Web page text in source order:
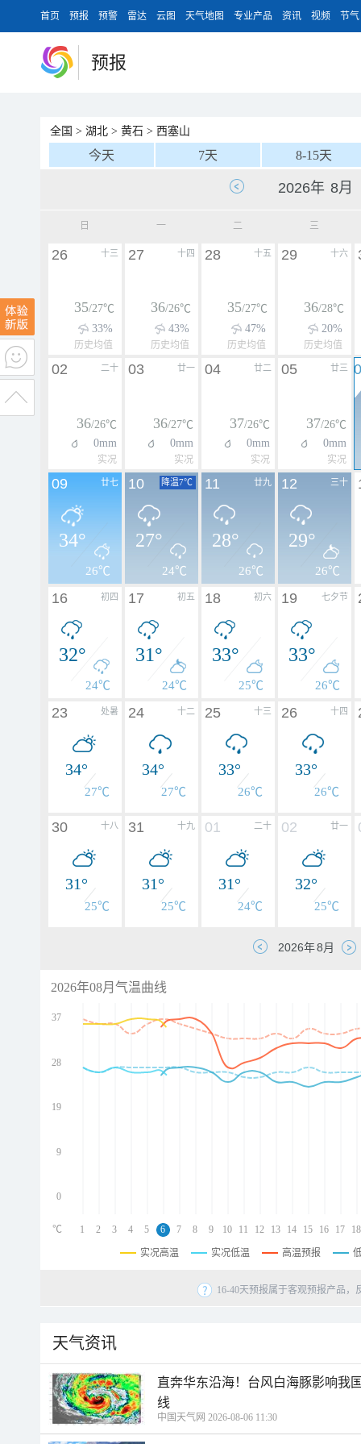
首页 预报 预警 雷达 云图 天气地图 专业产品 资讯 视频 节气
预报
全国 > 湖北 > 黄石 > 西塞山
今天 7天 8-15天
日 一 二 三
十三
26
35/27℃
33%
历史均值
十四
27
36/26℃
43%
历史均值
十五
28
35/27℃
47%
历史均值
十六
29
36/28℃
20%
历史均值
二十
02
36/26℃
0mm
实况
廿一
03
36/27℃
0mm
实况
廿二
04
37/26℃
0mm
实况
廿三
05
37/26℃
0mm
实况
廿七
09
34°
26℃
降温7℃
10
27°
24℃
廿九
11
28°
26℃
三十
12
29°
26℃
初四
16
32°
24℃
初五
17
31°
24℃
初六
18
33°
25℃
七夕节
19
33°
26℃
处暑
23
34°
27℃
十二
24
34°
27℃
十三
25
33°
26℃
十四
26
33°
26℃
十八
30
31°
25℃
十九
31
31°
25℃
二十
01
31°
24℃
廿一
02
32°
25℃
2026年08月气温曲线
37
28
19
9
0
1 2 3 4 5 6 7 8 9 10 11 12 13 14 15 16 17 18
℃
实况高温 实况低温 高温预报
16-40天预报属于客观预报产品
天气资讯
直奔华东沿海！台风白海豚影响我
线
中国天气网 2026-08-06 11:30